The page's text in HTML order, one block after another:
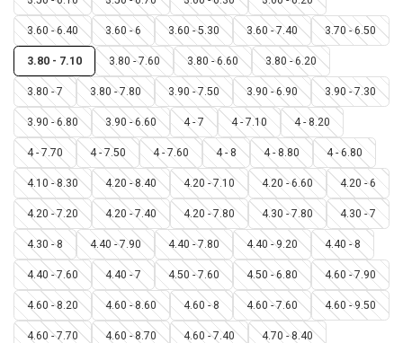
3.60 - 6.40 3.60 - 6 3.60 - 5.30 3.60 - 7.40 3.70 - 6.50
3.80 - 7.10 3.80 - 7.60 3.80 - 6.60 3.80 - 6.20
3.80 - 7 3.80 - 7.80 3.90 - 7.50 3.90 - 6.90 3.90 - 7.30
3.90 - 6.80 3.90 - 6.60 4 - 7 4 - 7.10 4 - 8.20
4 - 7.70 4 - 7.50 4 - 7.60 4 - 8 4 - 8.80 4 - 6.80
4.10 - 8.30 4.20 - 8.40 4.20 - 7.10 4.20 - 6.60 4.20 - 6
4.20 - 7.20 4.20 - 7.40 4.20 - 7.80 4.30 - 7.80 4.30 - 7
4.30 - 8 4.40 - 7.90 4.40 - 7.80 4.40 - 9.20 4.40 - 8
4.40 - 7.60 4.40 - 7 4.50 - 7.60 4.50 - 6.80 4.60 - 7.90
4.60 - 8.20 4.60 - 8.60 4.60 - 8 4.60 - 7.60 4.60 - 9.50
4.60 - 7.70 4.60 - 8.70 4.60 - 7.40 4.70 - 8.40